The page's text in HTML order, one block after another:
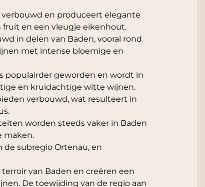
en produceert elegante
en een vleugje eikenhout.
in delen van Baden, vooral rond
met intense bloemige en
populairder geworden en wordt in
en kruidachtige witte wijnen.
verbouwd, wat resulteert in
worden steeds vaker in Baden
maken.
de subregio Ortenau, en
van Baden en creëren een
De toewijding van de regio aan